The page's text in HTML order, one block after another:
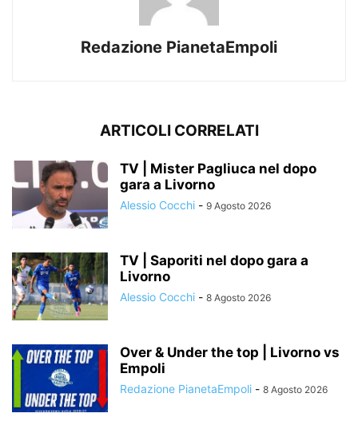
Redazione PianetaEmpoli
ARTICOLI CORRELATI
TV | Mister Pagliuca nel dopo
gara a Livorno
Alessio Cocchi - 9 Agosto 2026
TV | Saporiti nel dopo gara a
Livorno
Alessio Cocchi - 8 Agosto 2026
Over & Under the top | Livorno vs
Empoli
Redazione PianetaEmpoli - 8 Agosto 2026